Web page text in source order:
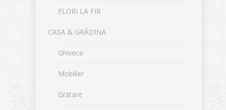
FLORI LA FIR
CASA & GRĂDINA
Ghivece
Mobilier
Grătare